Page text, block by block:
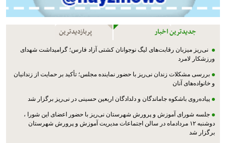
جدیدترین اخبار پربازدیدترین
نی‌ریز میزبان رقابت‌های لیگ نوجوانان کشتی آزاد فارس؛ گرامیداشت شهدای
ورزشکار لامرد
بررسی مشکلات زندان نی‌ریز با حضور نماینده مجلس؛ تأکید بر حمایت از زندانیان
و خانواده‌های آنان
پیاده‌روی باشکوه جاماندگان و دلدادگان اربعین حسینی در نی‌ریز برگزار شد
جلسه شورای آموزش و پرورش شهرستان نی‌ریز با حضور اعضای این شورا ،
دوشنبه ۱۲ مردادماه در سالن اجتماعات مدیریت آموزش و پرورش شهرستان
برگزار شد